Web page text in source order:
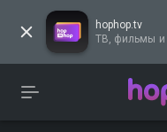
hophop.tv
ТВ, фильмы и